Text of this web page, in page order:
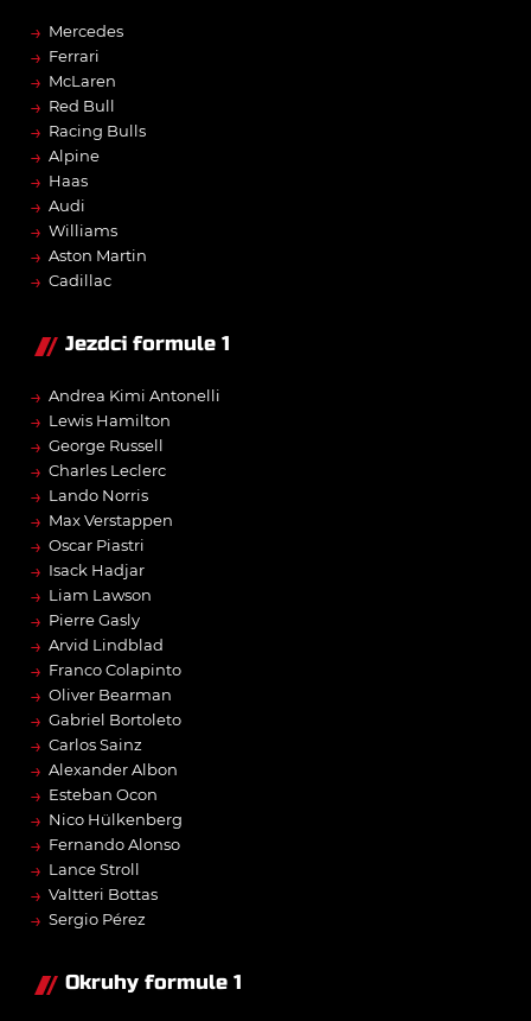
→ Mercedes
→ Ferrari
→ McLaren
→ Red Bull
→ Racing Bulls
→ Alpine
→ Haas
→ Audi
→ Williams
→ Aston Martin
→ Cadillac
Jezdci formule 1
→ Andrea Kimi Antonelli
→ Lewis Hamilton
→ George Russell
→ Charles Leclerc
→ Lando Norris
→ Max Verstappen
→ Oscar Piastri
→ Isack Hadjar
→ Liam Lawson
→ Pierre Gasly
→ Arvid Lindblad
→ Franco Colapinto
→ Oliver Bearman
→ Gabriel Bortoleto
→ Carlos Sainz
→ Alexander Albon
→ Esteban Ocon
→ Nico Hülkenberg
→ Fernando Alonso
→ Lance Stroll
→ Valtteri Bottas
→ Sergio Pérez
Okruhy formule 1